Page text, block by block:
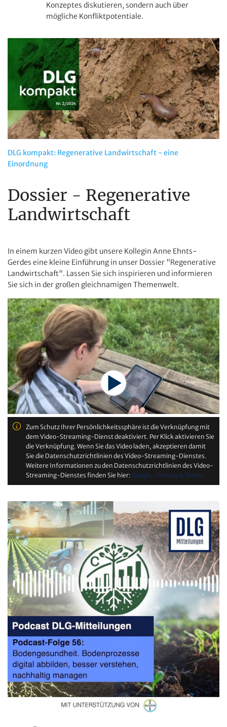
Konzeptes diskutieren, sondern auch über
mögliche Konfliktpotentiale.
DLG kompakt: Regenerative Landwirtschaft - eine
Einordnung
Dossier - Regenerative
Landwirtschaft
In einem kurzen Video gibt unsere Kollegin Anne Ehnts-
Gerdes eine kleine Einführung in unser Dossier "Regenerative
Landwirtschaft". Lassen Sie sich inspirieren und informieren
Sie sich in der großen gleichnamigen Themenwelt.
Zum Schutz Ihrer Persönlichkeitssphäre ist die Verknüpfung mit
dem Video-Streaming-Dienst deaktiviert. Per Klick aktivieren Sie
die Verknüpfung. Wenn Sie das Video laden, akzeptieren damit
Sie die Datenschutzrichtlinien des Video-Streaming-Dienstes.
Weitere Informationen zu den Datenschutzrichtlinien des Video-
Streaming-Dienstes finden Sie hier: Google - Privacy & Terms